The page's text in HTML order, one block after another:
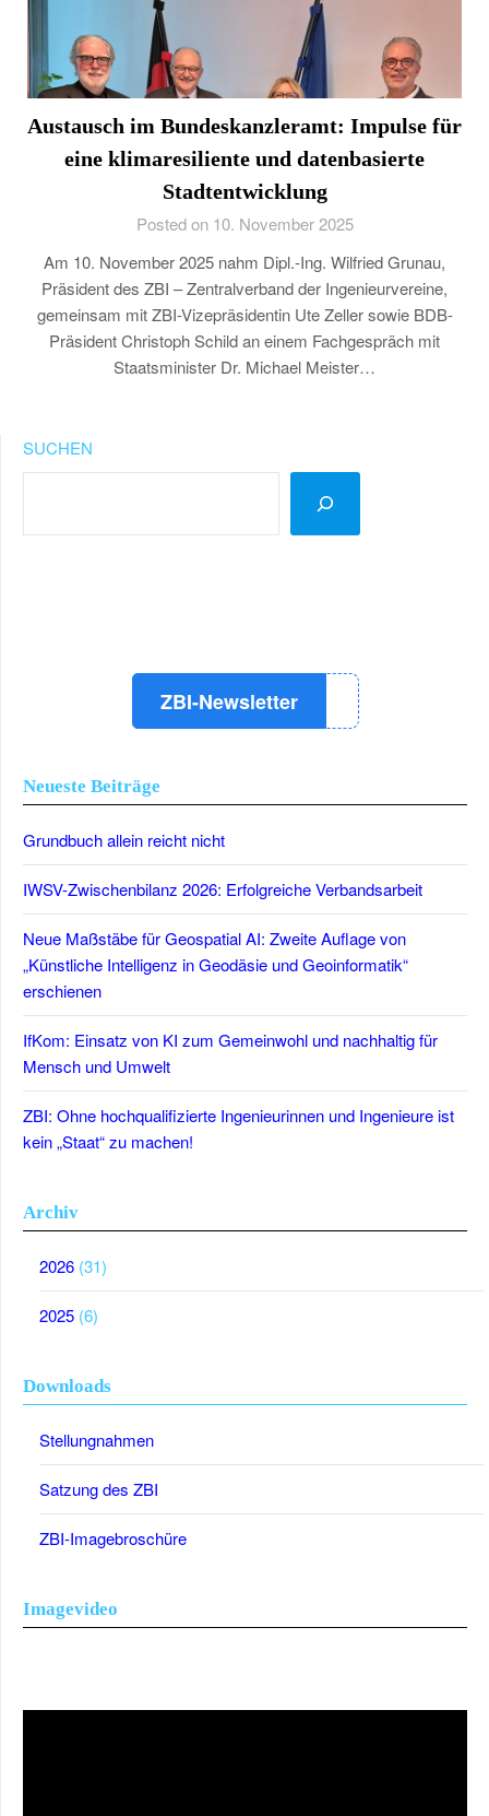
Austausch im Bundeskanzleramt: Impulse für
eine klimaresiliente und datenbasierte
Stadtentwicklung
Posted on 10. November 2025
Am 10. November 2025 nahm Dipl.-Ing. Wilfried Grunau,
Präsident des ZBI – Zentralverband der Ingenieurvereine,
gemeinsam mit ZBI-Vizepräsidentin Ute Zeller sowie BDB-
Präsident Christoph Schild an einem Fachgespräch mit
Staatsminister Dr. Michael Meister…
SUCHEN
ZBI-Newsletter
Neueste Beiträge
Grundbuch allein reicht nicht
IWSV-Zwischenbilanz 2026: Erfolgreiche Verbandsarbeit
Neue Maßstäbe für Geospatial AI: Zweite Auflage von
„Künstliche Intelligenz in Geodäsie und Geoinformatik“
erschienen
IfKom: Einsatz von KI zum Gemeinwohl und nachhaltig für
Mensch und Umwelt
ZBI: Ohne hochqualifizierte Ingenieurinnen und Ingenieure ist
kein „Staat“ zu machen!
Archiv
2026 (31)
2025 (6)
Downloads
Stellungnahmen
Satzung des ZBI
ZBI-Imagebroschüre
Imagevideo